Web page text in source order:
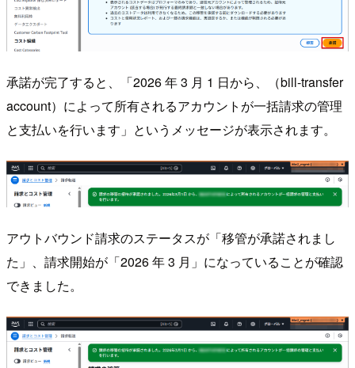
承諾が完了すると、「2026 年 3 月 1 日から、（bill-transfer
account）によって所有されるアカウントが一括請求の管理
と支払いを行います」というメッセージが表示されます。
アウトバウンド請求のステータスが「移管が承諾されまし
た」、請求開始が「2026 年 3 月」になっていることが確認
できました。